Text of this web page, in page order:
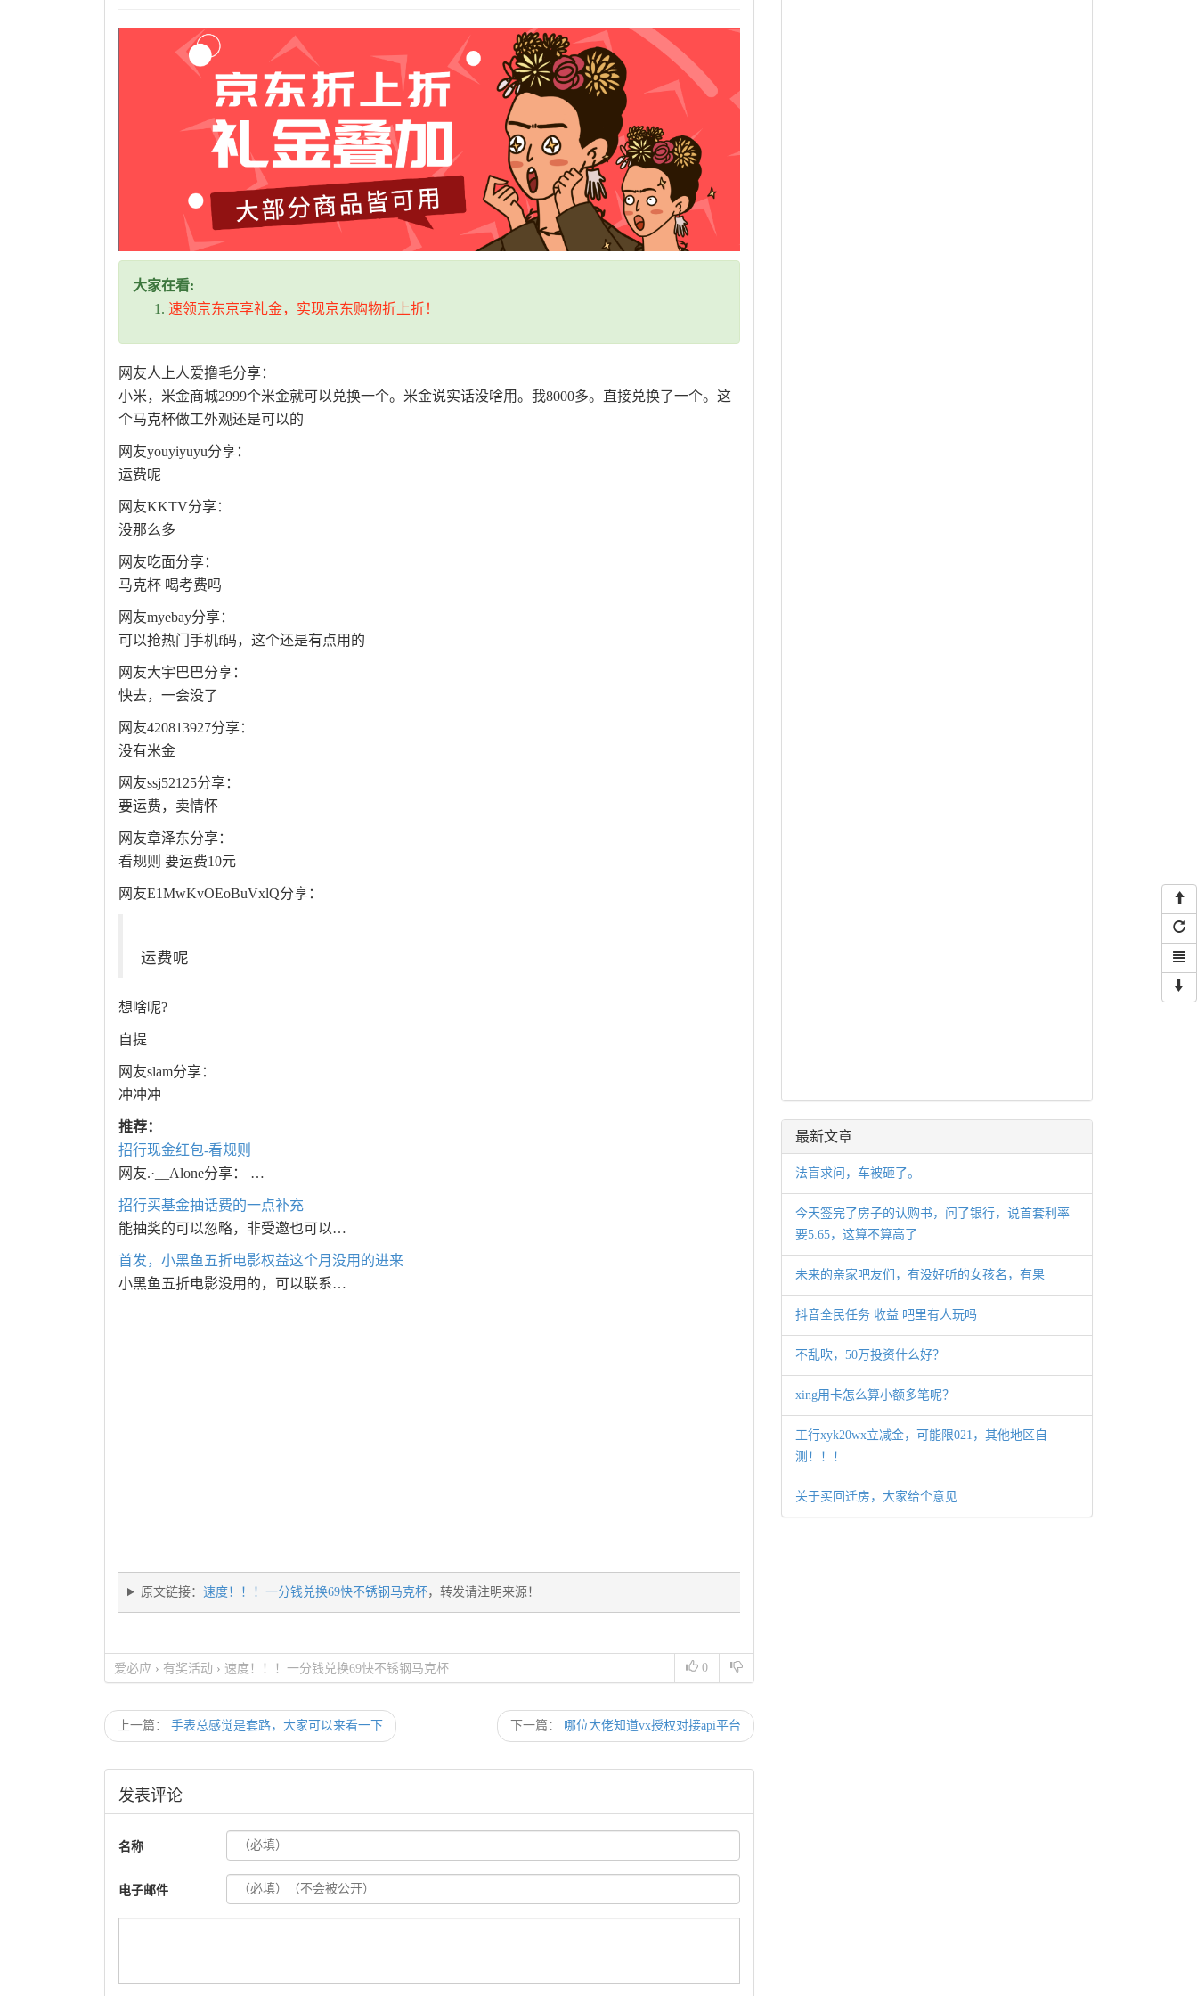
大家在看:
速领京东京享礼金，实现京东购物折上折！
网友人上人爱撸毛分享：
小米，米金商城2999个米金就可以兑换一个。米金说实话没啥用。我8000多。直接兑换了一个。这
个马克杯做工外观还是可以的
网友youyiyuyu分享：
运费呢
网友KKTV分享：
没那么多
网友吃面分享：
马克杯 喝考费吗
网友myebay分享：
可以抢热门手机f码，这个还是有点用的
网友大宇巴巴分享：
快去，一会没了
网友420813927分享：
没有米金
网友ssj52125分享：
要运费，卖情怀
网友章泽东分享：
看规则 要运费10元
网友E1MwKvOEoBuVxlQ分享：
运费呢
想啥呢?
自提
网友slam分享：
冲冲冲
推荐：
招行现金红包-看规则
网友.·__Alone分享： …
招行买基金抽话费的一点补充
能抽奖的可以忽略，非受邀也可以…
首发，小黑鱼五折电影权益这个月没用的进来
小黑鱼五折电影没用的，可以联系…
原文链接： 速度！！！一分钱兑换69快不锈钢马克杯，转发请注明来源！
0
爱必应 › 有奖活动 › 速度！！！一分钱兑换69快不锈钢马克杯
上一篇： 手表总感觉是套路，大家可以来看一下 下一篇： 哪位大佬知道vx授权对接api平台
发表评论
名称
电子邮件
最新文章
法盲求问，车被砸了。
今天签完了房子的认购书，问了银行，说首套利率
要5.65，这算不算高了
未来的亲家吧友们，有没好听的女孩名，有果
抖音全民任务 收益 吧里有人玩吗
不乱吹，50万投资什么好？
xing用卡怎么算小额多笔呢？
工行xyk20wx立减金，可能限021，其他地区自
测！！！
关于买回迁房，大家给个意见